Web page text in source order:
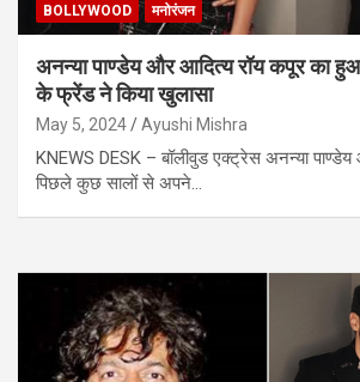
BOLLYWOOD मनोरंजन
अनन्या पाण्डेय और आदित्य रॉय कपूर का
के फ्रेंड ने किया खुलासा
May 5, 2024 Ayushi Mishra
KNEWS DESK – बॉलीवुड एक्ट्रेस अनन्या
पिछले कुछ सालों से अपने…